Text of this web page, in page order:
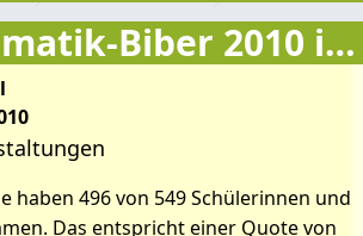
Der Informatik-Biber 2010 ist vorbei!
haben 496 von 549 Schülerinnen und
Das entspricht einer Quote von